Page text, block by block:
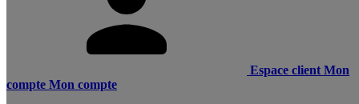
Espace client Mon
compte Mon compte